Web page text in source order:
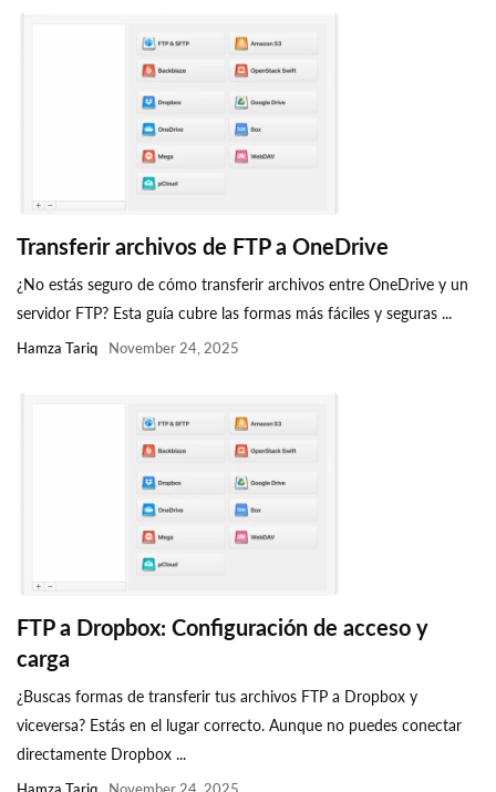
Transferir archivos de FTP a OneDrive
¿No estás seguro de cómo transferir archivos entre OneDrive y un
servidor FTP? Esta guía cubre las formas más fáciles y seguras ...
Hamza Tariq November 24, 2025
FTP a Dropbox: Configuración de acceso y
carga
¿Buscas formas de transferir tus archivos FTP a Dropbox y
viceversa? Estás en el lugar correcto. Aunque no puedes conectar
directamente Dropbox ...
Hamza Tariq November 24, 2025